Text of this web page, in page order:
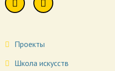
Проекты
Школа искусств